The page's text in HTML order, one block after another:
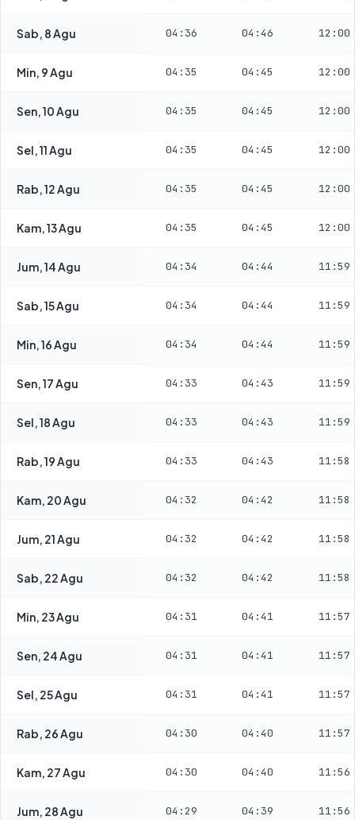
Sab, 8 Agu 04:36 04:46 12:00
Min, 9 Agu 04:35 04:45 12:00
Sen, 10 Agu 04:35 04:45 12:00
Sel, 11 Agu 04:35 04:45 12:00
Rab, 12 Agu 04:35 04:45 12:00
Kam, 13 Agu 04:35 04:45 12:00
Jum, 14 Agu 04:34 04:44 11:59
Sab, 15 Agu 04:34 04:44 11:59
Min, 16 Agu 04:34 04:44 11:59
Sen, 17 Agu 04:33 04:43 11:59
Sel, 18 Agu 04:33 04:43 11:59
Rab, 19 Agu 04:33 04:43 11:58
Kam, 20 Agu 04:32 04:42 11:58
Jum, 21 Agu 04:32 04:42 11:58
Sab, 22 Agu 04:32 04:42 11:58
Min, 23 Agu 04:31 04:41 11:57
Sen, 24 Agu 04:31 04:41 11:57
Sel, 25 Agu 04:31 04:41 11:57
Rab, 26 Agu 04:30 04:40 11:57
Kam, 27 Agu 04:30 04:40 11:56
Jum, 28 Agu 04:29 04:39 11:56